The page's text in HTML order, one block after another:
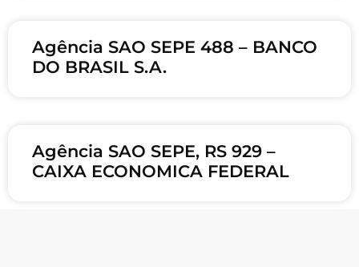
Agência SAO SEPE 488 – BANCO
DO BRASIL S.A.
Agência SAO SEPE, RS 929 –
CAIXA ECONOMICA FEDERAL